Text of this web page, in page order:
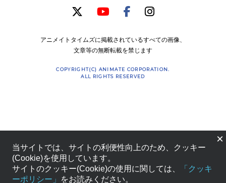
アニメイトタイムズに掲載されているすべての画像、
文章等の無断転載を禁じます
COPYRIGHT(C) ANIMATE CORPORATION.
ALL RIGHTS RESERVED
×
当サイトでは、サイトの利便性向上のため、クッキー
(Cookie)を使用しています。
サイトのクッキー(Cookie)の使用に関しては、
「クッキ
ーポリシー」
をお読みください。